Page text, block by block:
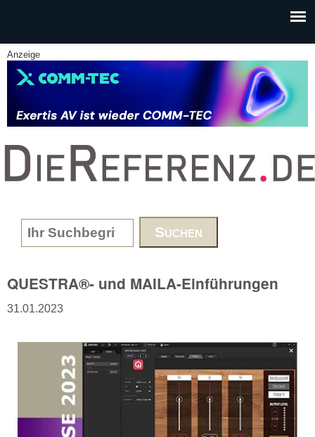
Anzeige
www.DieReferenz.de
Search form
QUESTRA®- und MAILA-Einführungen
31.01.2023